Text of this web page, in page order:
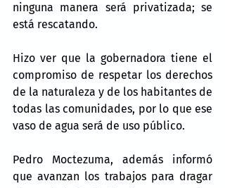
ninguna manera será privatizada; se
está rescatando.
Hizo ver que la gobernadora tiene el
compromiso de respetar los derechos
de la naturaleza y de los habitantes de
todas las comunidades, por lo que ese
vaso de agua será de uso público.
Pedro Moctezuma, además informó
que avanzan los trabajos para dragar